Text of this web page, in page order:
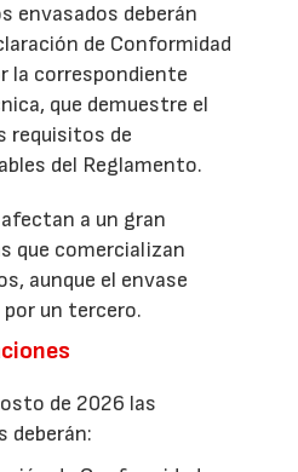
envasados deberán
de Conformidad
la correspondiente
que demuestre el
requisitos de
del Reglamento.
a un gran
que comercializan
aunque el envase
un tercero.
de 2026 las
deberán: